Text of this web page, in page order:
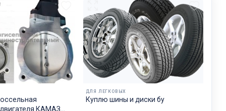
КАМАЗ
ДЛЯ ЛЕГКОВЫХ
Куплю шины и диски бу